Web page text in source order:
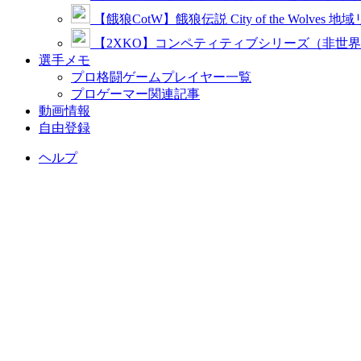
【餓狼CotW】餓狼伝説 City of the Wolves 地域
【2XKO】コンペティティブシリーズ（非世界
選手メモ
プロ格闘ゲームプレイヤー一覧
プロゲーマー関連記事
動画情報
自由登録
ヘルプ